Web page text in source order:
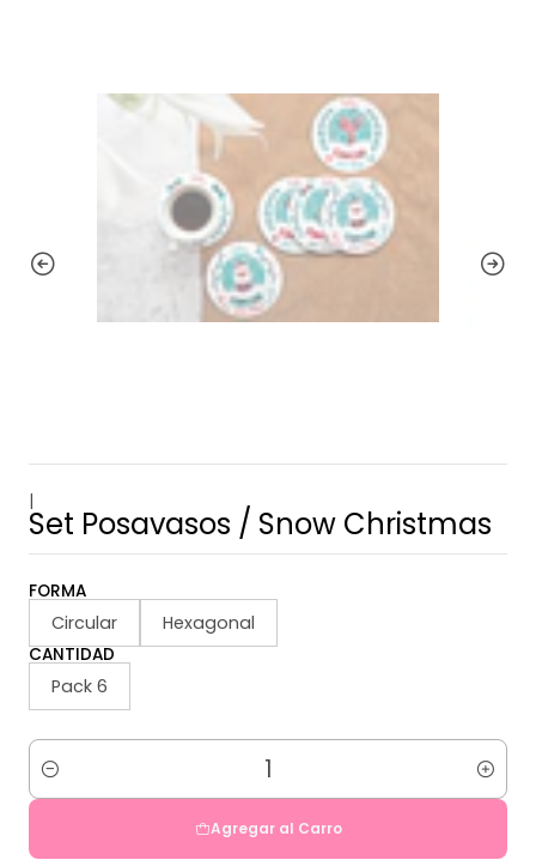
|
Set Posavasos / Snow Christmas
FORMA
Circular Hexagonal
CANTIDAD
Pack 6
Cantidad
Agregar al Carro